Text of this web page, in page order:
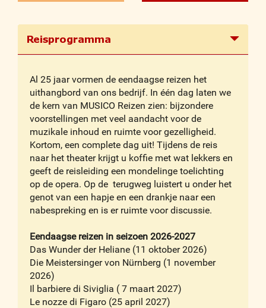
Reisprogramma
Al 25 jaar vormen de eendaagse reizen het
uithangbord van ons bedrijf. In één dag laten we
de kern van MUSICO Reizen zien: bijzondere
voorstellingen met veel aandacht voor de
muzikale inhoud en ruimte voor gezelligheid.
Kortom, een complete dag uit! Tijdens de reis
naar het theater krijgt u koffie met wat lekkers en
geeft de reisleiding een mondelinge toelichting
op de opera. Op de terugweg luistert u onder het
genot van een hapje en een drankje naar een
nabespreking en is er ruimte voor discussie.
Eendaagse reizen in seizoen 2026-2027
Das Wunder der Heliane (11 oktober 2026)
Die Meistersinger von Nürnberg (1 november
2026)
Il barbiere di Siviglia ( 7 maart 2027)
Le nozze di Figaro (25 april 2027)